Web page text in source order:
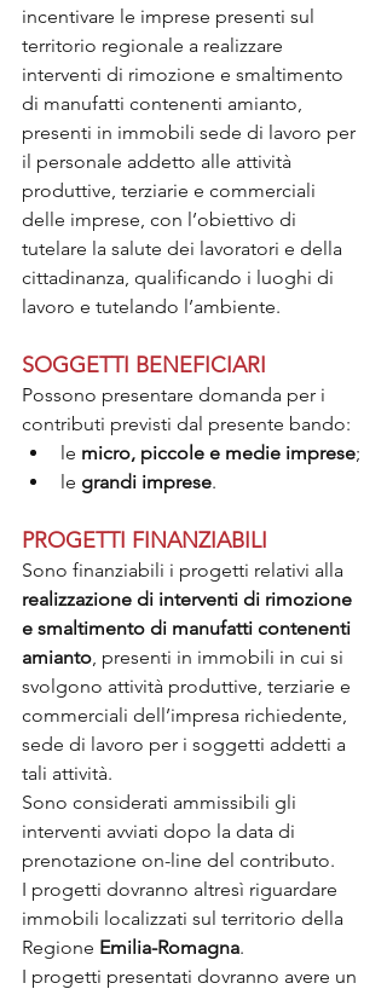
incentivare le imprese presenti sul
territorio regionale a realizzare
interventi di rimozione e smaltimento
di manufatti contenenti amianto,
presenti in immobili sede di lavoro per
il personale addetto alle attività
produttive, terziarie e commerciali
delle imprese, con l’obiettivo di
tutelare la salute dei lavoratori e della
cittadinanza, qualificando i luoghi di
lavoro e tutelando l’ambiente.
SOGGETTI BENEFICIARI
Possono presentare domanda per i
contributi previsti dal presente bando:
le micro, piccole e medie imprese;
le grandi imprese.
PROGETTI FINANZIABILI
Sono finanziabili i progetti relativi alla
realizzazione di interventi di rimozione
e smaltimento di manufatti contenenti
amianto , presenti in immobili in cui si
svolgono attività produttive, terziarie e
commerciali dell’impresa richiedente,
sede di lavoro per i soggetti addetti a
tali attività.
Sono considerati ammissibili gli
interventi avviati dopo la data di
prenotazione on-line del contributo.
I progetti dovranno altresì riguardare
immobili localizzati sul territorio della
Regione Emilia-Romagna.
I progetti presentati dovranno avere un